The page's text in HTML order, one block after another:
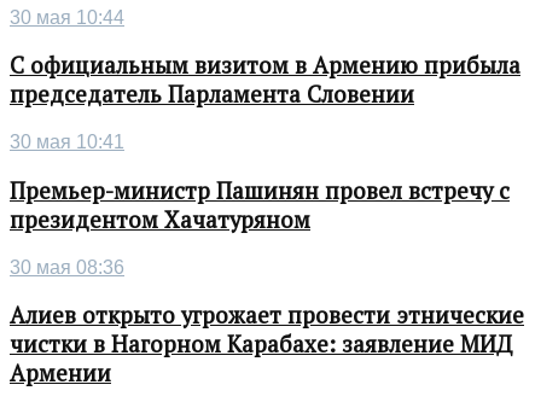
30 мая 10:44
С официальным визитом в Армению прибыла
председатель Парламента Словении
30 мая 10:41
Премьер-министр Пашинян провел встречу с
президентом Хачатуряном
30 мая 08:36
Алиев открыто угрожает провести этнические
чистки в Нагорном Карабахе: заявление МИД
Армении